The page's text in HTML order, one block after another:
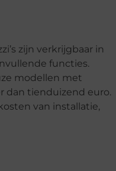
zijn verkrijgbaar in
functies.
modellen met
dan tienduizend euro.
van installatie,